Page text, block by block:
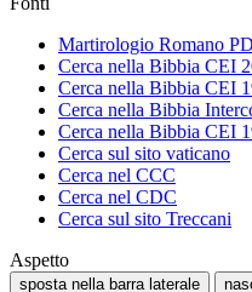
Martirologio Romano
Cerca nella Bibbia CEI
Cerca nella Bibbia CEI
Cerca nella Bibbia
Cerca nella Bibbia CEI
Cerca sul sito vaticano
Cerca nel CCC
Cerca nel CDC
Cerca sul sito Treccani
Aspetto
sposta nella barra laterale